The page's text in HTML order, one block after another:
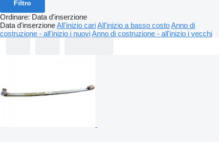
Filtro
Ordinare: Data d'inserzione
Data d'inserzioneAll'inizio cariAll'inizio a basso costoAnno di
costruzione - all'inizio i nuoviAnno di costruzione - all'inizio i vecchi